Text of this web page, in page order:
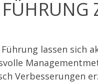
lassen sich
Verbesserungen